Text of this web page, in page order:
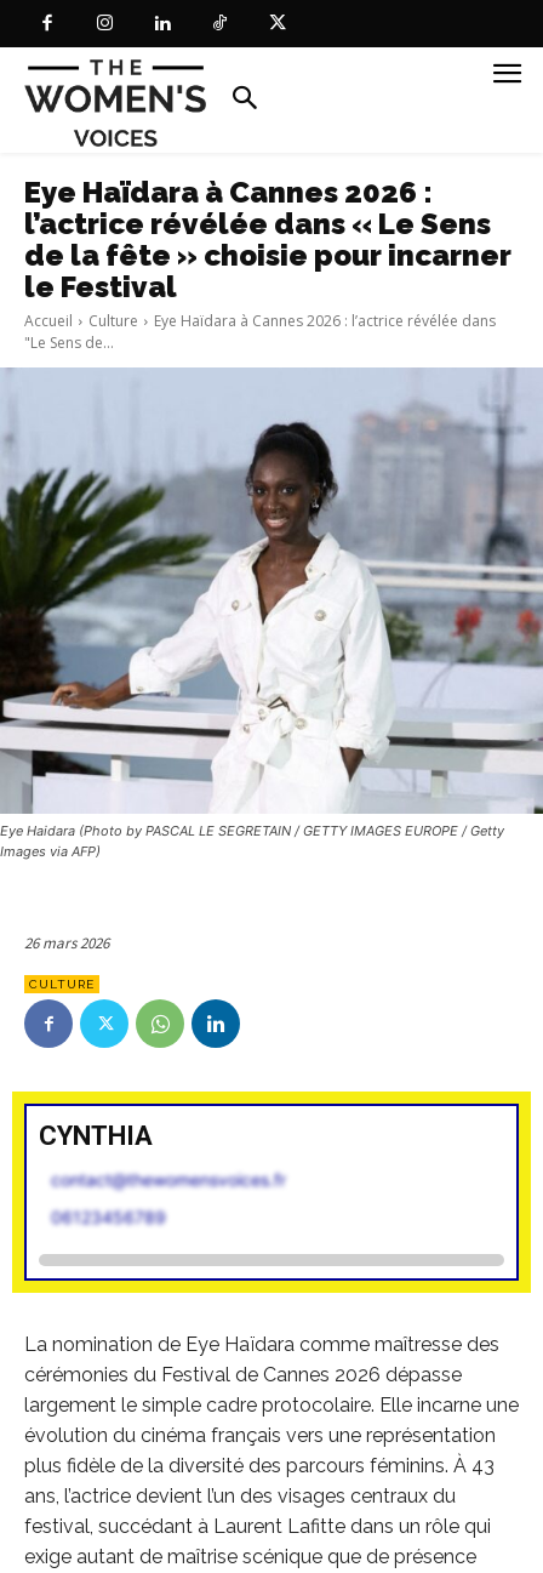
Eye Haïdara à Cannes 2026 :
l’actrice révélée dans « Le Sens
de la fête » choisie pour incarner
le Festival
Accueil Culture
Eye Haïdara à Cannes 2026 : l’actrice révélée dans
"Le Sens de...
Eye Haidara (Photo by PASCAL LE SEGRETAIN / GETTY IMAGES EUROPE / Getty
Images via AFP)
26 mars 2026
CULTURE
CYNTHIA
contact@thewomensvoices.fr
06123456789
La nomination de Eye Haïdara comme maîtresse des
cérémonies du Festival de Cannes 2026 dépasse
largement le simple cadre protocolaire. Elle incarne une
évolution du cinéma français vers une représentation
plus fidèle de la diversité des parcours féminins. À 43
ans, l’actrice devient l’un des visages centraux du
festival, succédant à Laurent Lafitte dans un rôle qui
exige autant de maîtrise scénique que de présence